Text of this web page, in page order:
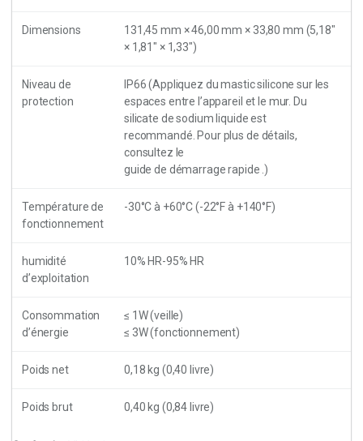
Dimensions
131,45 mm × 46,00 mm × 33,80 mm (5,18″
× 1,81″ × 1,33″)
Niveau de
protection
IP66 (Appliquez du mastic silicone sur les
espaces entre l’appareil et le mur. Du
silicate de sodium liquide est
recommandé. Pour plus de détails,
consultez le
guide de démarrage rapide .)
Température de
fonctionnement
-30°C à +60°C (-22°F à +140°F)
humidité
d’exploitation
10% HR-95% HR
Consommation
d’énergie
≤ 1W (veille)
≤ 3W (fonctionnement)
Poids net 0,18 kg (0,40 livre)
Poids brut 0,40 kg (0,84 livre)